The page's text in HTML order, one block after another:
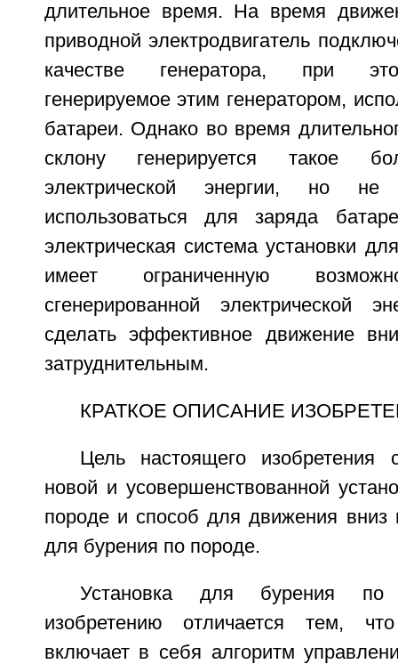
длительное время. На время
приводной электродвигатель
качестве генератора, при
генерируемое этим генератором,
батареи. Однако во время
склону генерируется такое
электрической энергии, но
использоваться для заряда
электрическая система установки
имеет ограниченную
сгенерированной электрической
сделать эффективное движение
затруднительным.
КРАТКОЕ ОПИСАНИЕ
Цель настоящего изобретения
новой и усовершенствованной
породе и способ для движения вниз
для бурения по породе.
Установка для бурения по
изобретению отличается тем,
включает в себя алгоритм